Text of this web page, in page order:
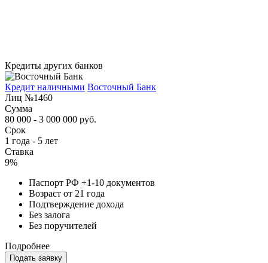
Кредиты других банков
Кредит наличными Восточный Банк
Лиц №1460
Сумма
80 000 - 3 000 000 руб.
Срок
1 года - 5 лет
Ставка
9%
Паспорт РФ +1-10 документов
Возраст от 21 года
Подтверждение дохода
Без залога
Без поручителей
Подробнее
Подать заявку